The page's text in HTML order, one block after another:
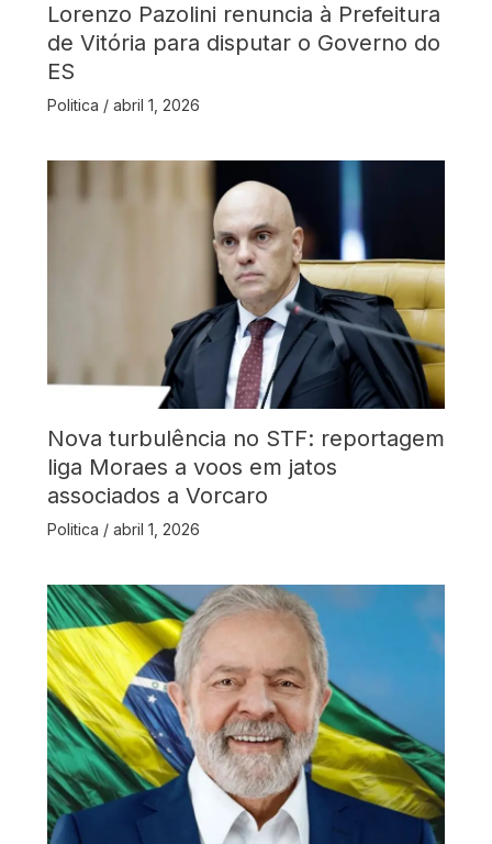
Lorenzo Pazolini renuncia à Prefeitura
de Vitória para disputar o Governo do
ES
Politica / abril 1, 2026
Nova turbulência no STF: reportagem
liga Moraes a voos em jatos
associados a Vorcaro
Politica / abril 1, 2026